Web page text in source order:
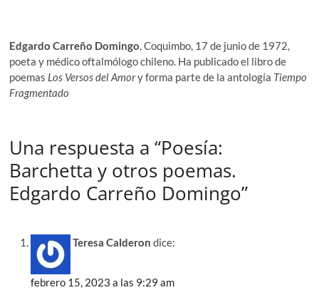
Edgardo Carreño Domingo, Coquimbo, 17 de junio de 1972,
poeta y médico oftalmólogo chileno. Ha publicado el libro de
poemas Los Versos del Amory forma parte de la antología Tiempo
Fragmentado
Una respuesta a “Poesía:
Barchetta y otros poemas.
Edgardo Carreño Domingo”
Teresa Calderon dice:
febrero 15, 2023 a las 9:29 am